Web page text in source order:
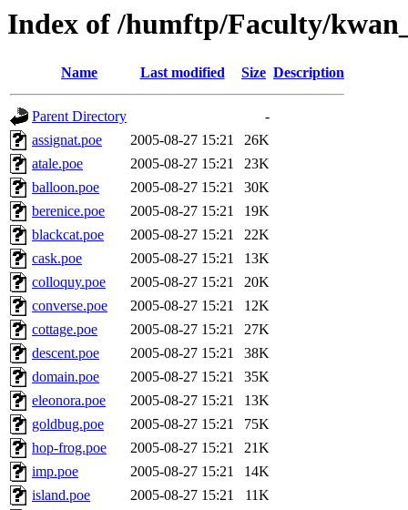
Index of /humftp/Faculty/
Name Last modified Size Description
Parent Directory
-
assignat.poe
2005-08-27 15:21
26K
atale.poe
2005-08-27 15:21
23K
balloon.poe
2005-08-27 15:21
30K
berenice.poe
2005-08-27 15:21
19K
blackcat.poe
2005-08-27 15:21
22K
cask.poe
2005-08-27 15:21
13K
colloquy.poe
2005-08-27 15:21
20K
converse.poe
2005-08-27 15:21
12K
cottage.poe
2005-08-27 15:21
27K
descent.poe
2005-08-27 15:21
38K
domain.poe
2005-08-27 15:21
35K
eleonora.poe
2005-08-27 15:21
13K
goldbug.poe
2005-08-27 15:21
75K
hop-frog.poe
2005-08-27 15:21
21K
imp.poe
2005-08-27 15:21
14K
island.poe
2005-08-27 15:21
11K